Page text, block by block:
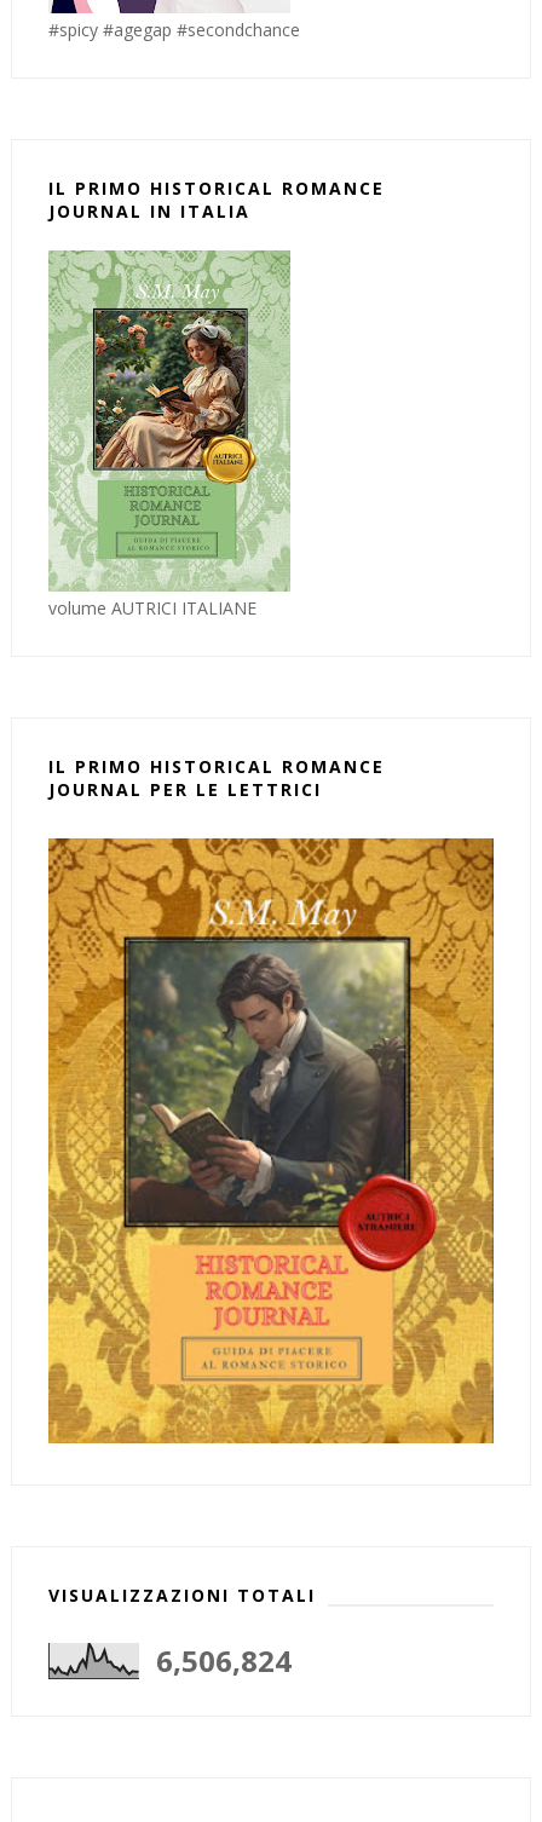
#spicy #agegap #secondchance
IL PRIMO HISTORICAL ROMANCE
JOURNAL IN ITALIA
volume AUTRICI ITALIANE
IL PRIMO HISTORICAL ROMANCE
JOURNAL PER LE LETTRICI
VISUALIZZAZIONI TOTALI
6,506,824